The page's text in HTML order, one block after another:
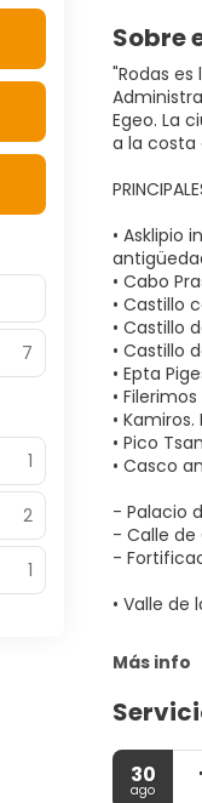
Sobre
"Rodas
Egeo. La
a la costa
• Asklipio
• Cabo
• Castillo
• Castillo
• Castillo
• Epta
•
•
• Pico
• Casco
- Palacio
- Calle de
-
• Valle de
Más info
30
ago
7
1
2
1